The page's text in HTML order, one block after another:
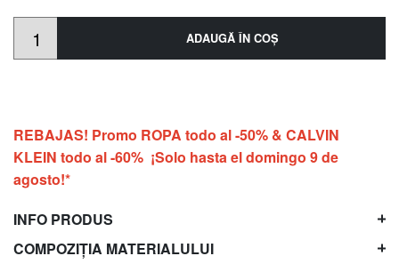
ADAUGĂ ÎN COŞ
REBAJAS! Promo ROPA todo al -50% & CALVIN
KLEIN todo al -60% ¡Solo hasta el domingo 9 de
agosto!*
INFO PRODUS
COMPOZIȚIA MATERIALULUI